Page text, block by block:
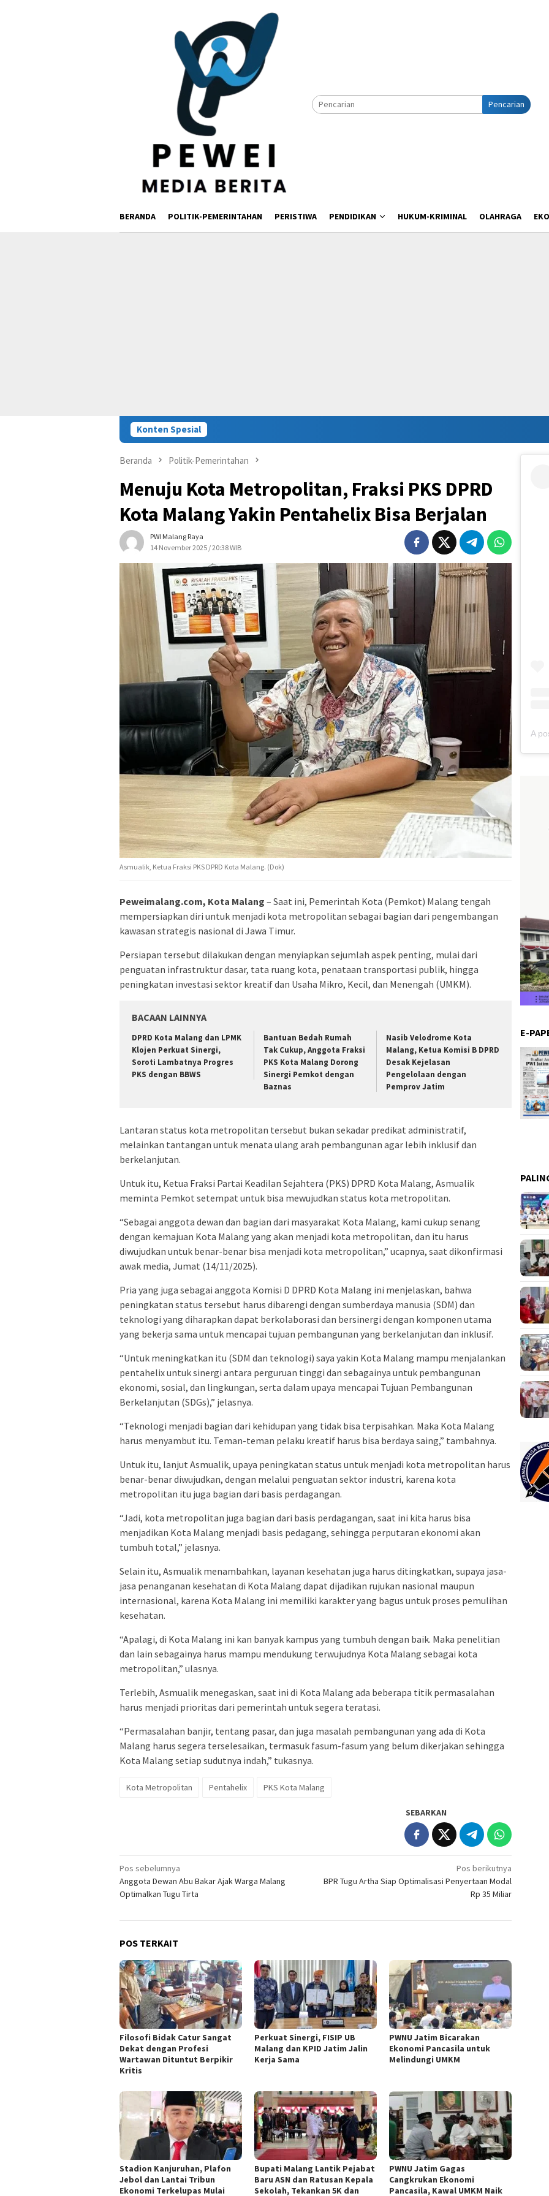
Pencarian
BERANDA POLITIK-PEMERINTAHAN PERISTIWA PENDIDIKAN HUKUM-KRIMINAL OLAHRAGA
Konten Spesial
Beranda Politik-Pemerintahan
Menuju Kota Metropolitan, Fraksi PKS DPRD
Kota Malang Yakin Pentahelix Bisa Berjalan
PWI Malang Raya
14 November 2025 / 20:38 WIB
Asmualik, Ketua Fraksi PKS DPRD Kota Malang. (Dok)
Peweimalang.com, Kota Malang – Saat ini, Pemerintah Kota (Pemkot) Malang tengah
mempersiapkan diri untuk menjadi kota metropolitan sebagai bagian dari pengembangan
kawasan strategis nasional di Jawa Timur.
Persiapan tersebut dilakukan dengan menyiapkan sejumlah aspek penting, mulai dari
penguatan infrastruktur dasar, tata ruang kota, penataan transportasi publik, hingga
peningkatan investasi sektor kreatif dan Usaha Mikro, Kecil, dan Menengah (UMKM).
BACAAN LAINNYA
DPRD Kota Malang dan LPMK
Klojen Perkuat Sinergi,
Soroti Lambatnya Progres
PKS dengan BBWS
Bantuan Bedah Rumah
Tak Cukup, Anggota Fraksi
PKS Kota Malang Dorong
Sinergi Pemkot dengan
Baznas
Nasib Velodrome Kota
Malang, Ketua Komisi B DPRD
Desak Kejelasan
Pengelolaan dengan
Pemprov Jatim
Lantaran status kota metropolitan tersebut bukan sekadar predikat administratif,
melainkan tantangan untuk menata ulang arah pembangunan agar lebih inklusif dan
berkelanjutan.
Untuk itu, Ketua Fraksi Partai Keadilan Sejahtera (PKS) DPRD Kota Malang, Asmualik
meminta Pemkot setempat untuk bisa mewujudkan status kota metropolitan.
“Sebagai anggota dewan dan bagian dari masyarakat Kota Malang, kami cukup senang
dengan kemajuan Kota Malang yang akan menjadi kota metropolitan, dan itu harus
diwujudkan untuk benar-benar bisa menjadi kota metropolitan,” ucapnya, saat dikonfirmasi
awak media, Jumat (14/11/2025).
Pria yang juga sebagai anggota Komisi D DPRD Kota Malang ini menjelaskan, bahwa
peningkatan status tersebut harus dibarengi dengan sumberdaya manusia (SDM) dan
teknologi yang diharapkan dapat berkolaborasi dan bersinergi dengan komponen utama
yang bekerja sama untuk mencapai tujuan pembangunan yang berkelanjutan dan inklusif.
“Untuk meningkatkan itu (SDM dan teknologi) saya yakin Kota Malang mampu menjalankan
pentahelix untuk sinergi antara perguruan tinggi dan sebagainya untuk pembangunan
ekonomi, sosial, dan lingkungan, serta dalam upaya mencapai Tujuan Pembangunan
Berkelanjutan (SDGs),” jelasnya.
“Teknologi menjadi bagian dari kehidupan yang tidak bisa terpisahkan. Maka Kota Malang
harus menyambut itu. Teman-teman pelaku kreatif harus bisa berdaya saing,” tambahnya.
Untuk itu, lanjut Asmualik, upaya peningkatan status untuk menjadi kota metropolitan harus
benar-benar diwujudkan, dengan melalui penguatan sektor industri, karena kota
metropolitan itu juga bagian dari basis perdagangan.
“Jadi, kota metropolitan juga bagian dari basis perdagangan, saat ini kita harus bisa
menjadikan Kota Malang menjadi basis pedagang, sehingga perputaran ekonomi akan
tumbuh total,” jelasnya.
Selain itu, Asmualik menambahkan, layanan kesehatan juga harus ditingkatkan, supaya jasa-
jasa penanganan kesehatan di Kota Malang dapat dijadikan rujukan nasional maupun
internasional, karena Kota Malang ini memiliki karakter yang bagus untuk proses pemulihan
kesehatan.
“Apalagi, di Kota Malang ini kan banyak kampus yang tumbuh dengan baik. Maka penelitian
dan lain sebagainya harus mampu mendukung terwujudnya Kota Malang sebagai kota
metropolitan,” ulasnya.
Terlebih, Asmualik menegaskan, saat ini di Kota Malang ada beberapa titik permasalahan
harus menjadi prioritas dari pemerintah untuk segera teratasi.
“Permasalahan banjir, tentang pasar, dan juga masalah pembangunan yang ada di Kota
Malang harus segera terselesaikan, termasuk fasum-fasum yang belum dikerjakan sehingga
Kota Malang setiap sudutnya indah,” tukasnya.
Kota Metropolitan Pentahelix PKS Kota Malang
SEBARKAN
Navigasi
pos
Pos sebelumnya
Anggota Dewan Abu Bakar Ajak Warga Malang
Optimalkan Tugu Tirta
Pos berikutnya
BPR Tugu Artha Siap Optimalisasi Penyertaan Modal
Rp 35 Miliar
POS TERKAIT
Filosofi Bidak Catur Sangat
Dekat dengan Profesi
Wartawan Dituntut Berpikir
Kritis
Perkuat Sinergi, FISIP UB
Malang dan KPID Jatim Jalin
Kerja Sama
PWNU Jatim Bicarakan
Ekonomi Pancasila untuk
Melindungi UMKM
Stadion Kanjuruhan, Plafon
Jebol dan Lantai Tribun
Ekonomi Terkelupas Mulai
Bupati Malang Lantik Pejabat
Baru ASN dan Ratusan Kepala
Sekolah, Tekankan 5K dan
PWNU Jatim Gagas
Cangkrukan Ekonomi
Pancasila, Kawal UMKM Naik
E-